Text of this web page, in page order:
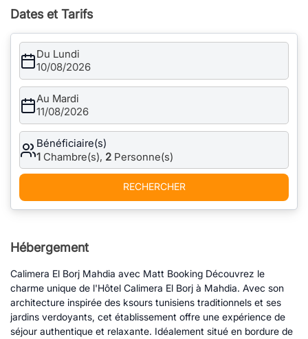
Dates et Tarifs
Du Lundi
10/08/2026
Au Mardi
11/08/2026
Bénéficiaire(s)
1 Chambre(s), 2 Personne(s)
RECHERCHER
Hébergement
Calimera El Borj Mahdia avec Matt Booking Découvrez le
charme unique de l'Hôtel Calimera El Borj à Mahdia. Avec son
architecture inspirée des ksours tunisiens traditionnels et ses
jardins verdoyants, cet établissement offre une expérience de
séjour authentique et relaxante. Idéalement situé en bordure de